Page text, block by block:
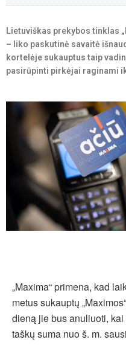
Lietuviškas prekybos tinklas
– liko paskutinė savaitė
kortelėje sukauptus taip
pasirūpinti pirkėjai raginami
„Maxima“ primena, kad
metus sukauptų
dieną jie bus anuliuoti, kai
taškų suma nuo š. m.